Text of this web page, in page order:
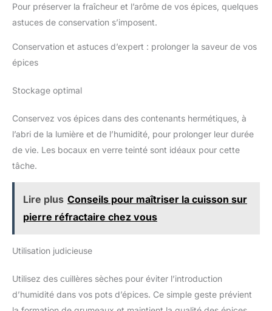
Pour préserver la fraîcheur et l’arôme de vos épices, quelques
astuces de conservation s’imposent.
Conservation et astuces d’expert : prolonger la saveur de vos
épices
Stockage optimal
Conservez vos épices dans des contenants hermétiques, à
l’abri de la lumière et de l’humidité, pour prolonger leur durée
de vie. Les bocaux en verre teinté sont idéaux pour cette
tâche.
Lire plus Conseils pour maîtriser la cuisson sur
pierre réfractaire chez vous
Utilisation judicieuse
Utilisez des cuillères sèches pour éviter l’introduction
d’humidité dans vos pots d’épices. Ce simple geste prévient